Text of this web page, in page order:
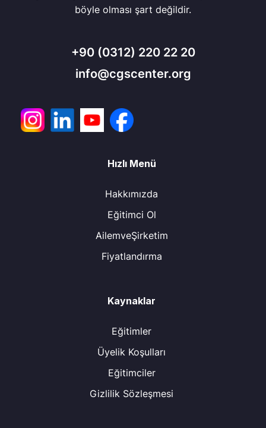
böyle olması şart değildir.
+90 (0312) 220 22 20
info@cgscenter.org
Hızlı Menü
Hakkımızda
Eğitimci Ol
AilemveŞirketim
Fiyatlandırma
Kaynaklar
Eğitimler
Üyelik Koşulları
Eğitimciler
Gizlilik Sözleşmesi